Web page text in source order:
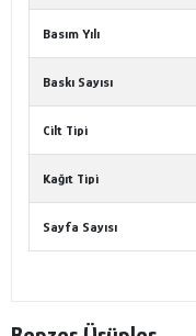
Basım Yılı
Baskı Sayısı
Cilt Tipi
Kağıt Tipi
Sayfa Sayısı